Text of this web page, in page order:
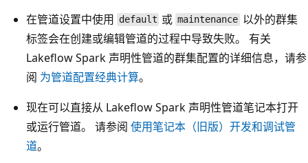
在管道设置中使用 default 或 maintenance 以外的群集
标签会在创建或编辑管道的过程中导致失败。 有关
Lakeflow Spark 声明性管道的群集配置的详细信息，请参
阅 为管道配置经典计算。
现在可以直接从 Lakeflow Spark 声明性管道笔记本打开
或运行管道。 请参阅 使用笔记本（旧版）开发和调试管
道。